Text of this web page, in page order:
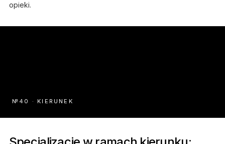
opieki.
№40 · KIERUNEK